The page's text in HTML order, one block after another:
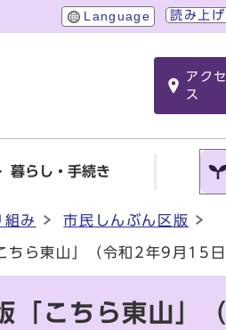
Language 読み上げ
アクセ
ス
暮らし・手続き
組み 市民しんぶん区版
ちら東山」（令和2年9月15日
「こちら東山」